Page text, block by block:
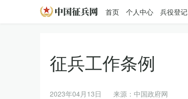
首页 个人中心 兵役登记
征兵工作条例
2023年04月13日 来源：中国政府网